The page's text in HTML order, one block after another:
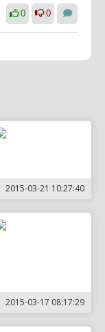
0 0
2015-03-21 10:27:40
2015-03-17 08:17:29